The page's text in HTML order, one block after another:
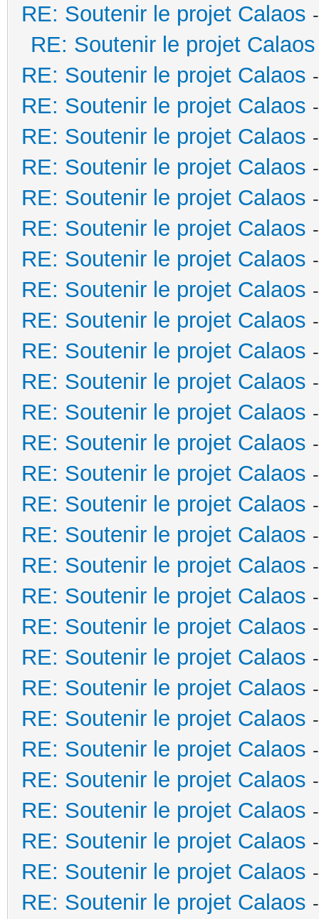
RE: Soutenir le projet Calaos
RE: Soutenir le projet Calaos
RE: Soutenir le projet Calaos
RE: Soutenir le projet Calaos
RE: Soutenir le projet Calaos
RE: Soutenir le projet Calaos
RE: Soutenir le projet Calaos
RE: Soutenir le projet Calaos
RE: Soutenir le projet Calaos
RE: Soutenir le projet Calaos
RE: Soutenir le projet Calaos
RE: Soutenir le projet Calaos
RE: Soutenir le projet Calaos
RE: Soutenir le projet Calaos
RE: Soutenir le projet Calaos
RE: Soutenir le projet Calaos
RE: Soutenir le projet Calaos
RE: Soutenir le projet Calaos
RE: Soutenir le projet Calaos
RE: Soutenir le projet Calaos
RE: Soutenir le projet Calaos
RE: Soutenir le projet Calaos
RE: Soutenir le projet Calaos
RE: Soutenir le projet Calaos
RE: Soutenir le projet Calaos
RE: Soutenir le projet Calaos
RE: Soutenir le projet Calaos
RE: Soutenir le projet Calaos
RE: Soutenir le projet Calaos
RE: Soutenir le projet Calaos